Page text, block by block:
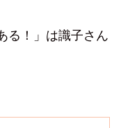
る！」は識子さん